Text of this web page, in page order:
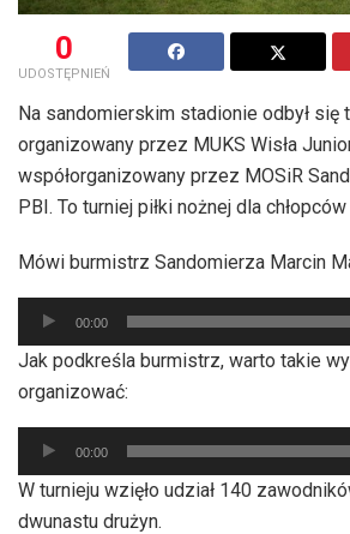
0
UDOSTĘPNIEŃ
Na sandomierskim stadionie odbył się
organizowany przez MUKS Wisła
współorganizowany przez MOSiR
PBI. To turniej piłki nożnej dla
Mówi burmistrz Sandomierza Marcin
Odtwarzacz
plików
dźwiękowych
00:00
Jak podkreśla burmistrz, warto takie
organizować:
Odtwarzacz
plików
dźwiękowych
00:00
W turnieju wzięło udział 140
dwunastu drużyn.